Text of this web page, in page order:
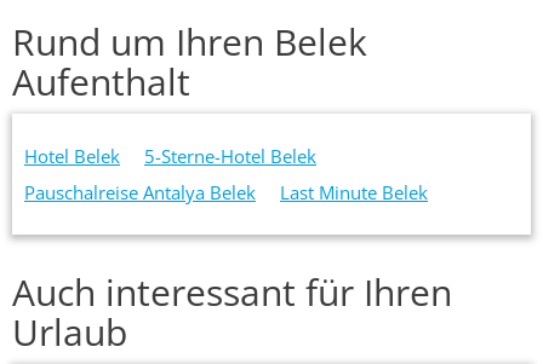
Rund um Ihren Belek
Aufenthalt
Hotel Belek
5-Sterne-Hotel Belek
Pauschalreise Antalya Belek
Last Minute Belek
Auch interessant für Ihren
Urlaub